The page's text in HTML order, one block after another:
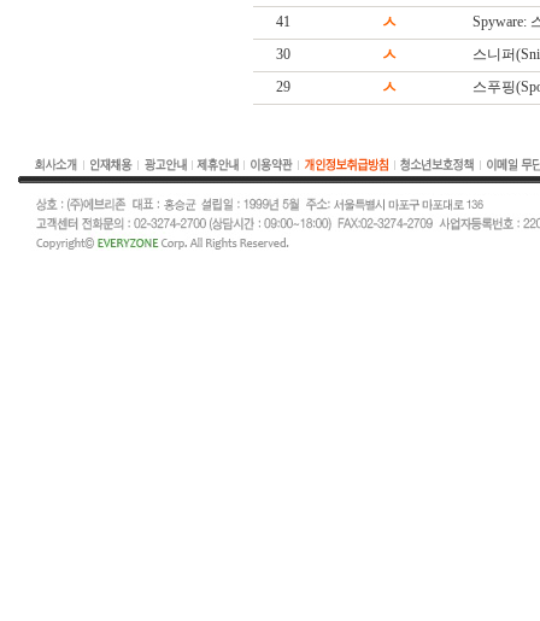
41
ㅅ
Spyware:
30
ㅅ
스니퍼
29
ㅅ 스푸핑